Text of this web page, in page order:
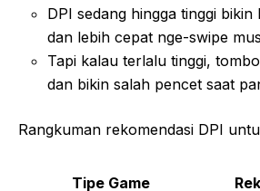
DPI sedang hingga tinggi bikin
dan lebih cepat nge-swipe
Tapi kalau terlalu tinggi,
dan bikin salah pencet saat
Rangkuman rekomendasi DPI
Tipe Game